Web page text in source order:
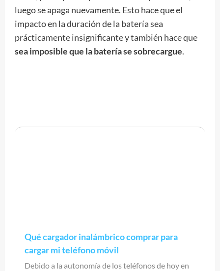
luego se apaga nuevamente. Esto hace que el
impacto en la duración de la batería sea
prácticamente insignificante y también hace que
sea imposible que la batería se sobrecargue.
Qué cargador inalámbrico comprar para
cargar mi teléfono móvil
Debido a la autonomía de los teléfonos de hoy en